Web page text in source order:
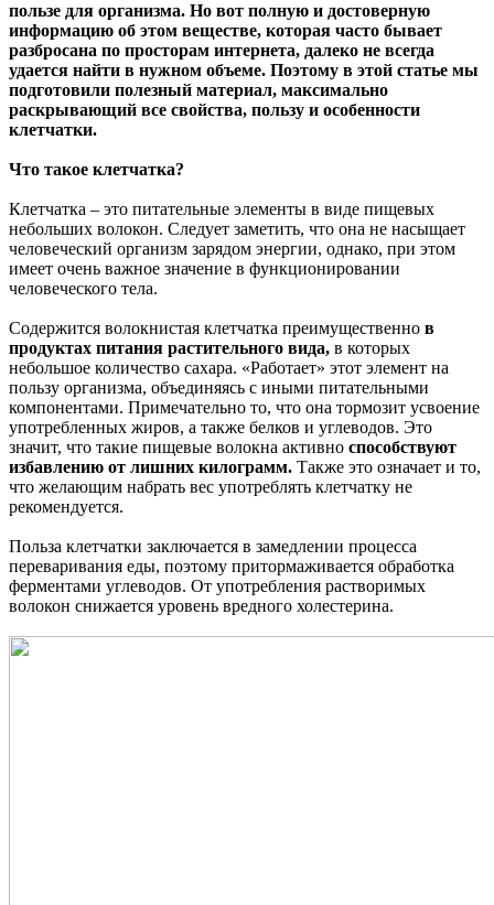
пользе для организма. Но вот полную и достоверную
информацию об этом веществе, которая часто бывает
разбросана по просторам интернета, далеко не всегда
удается найти в нужном объеме. Поэтому в этой статье мы
подготовили полезный материал, максимально
раскрывающий все свойства, пользу и особенности
клетчатки.
Что такое клетчатка?
Клетчатка – это питательные элементы в виде пищевых
небольших волокон. Следует заметить, что она не насыщает
человеческий организм зарядом энергии, однако, при этом
имеет очень важное значение в функционировании
человеческого тела.
Содержится волокнистая клетчатка преимущественно в
продуктах питания растительного вида, в которых
небольшое количество сахара. «Работает» этот элемент на
пользу организма, объединяясь с иными питательными
компонентами. Примечательно то, что она тормозит усвоение
употребленных жиров, а также белков и углеводов. Это
значит, что такие пищевые волокна активно способствуют
избавлению от лишних килограмм. Также это означает и то,
что желающим набрать вес употреблять клетчатку не
рекомендуется.
Польза клетчатки заключается в замедлении процесса
переваривания еды, поэтому притормаживается обработка
ферментами углеводов. От употребления растворимых
волокон снижается уровень вредного холестерина.